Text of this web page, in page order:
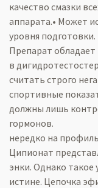
качество смазки
аппарата.• Может
уровня подготовки.
Препарат
в
считать строго
спортивные
должны лишь
гормонов.
нередко на
Ципионат
энки. Однако такое
истине. Цепочка